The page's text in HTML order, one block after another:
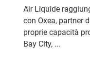
Air Liquide
con Oxea, partner
proprie capacità
Bay City, ...